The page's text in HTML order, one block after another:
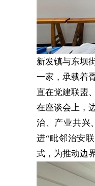
新发镇与东坝
一家，承载着
直在党建联盟
在座谈会上，
治、产业共兴
进“毗邻治安
式，为推动边